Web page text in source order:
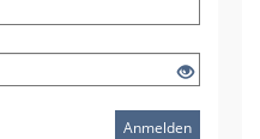
Anmelden